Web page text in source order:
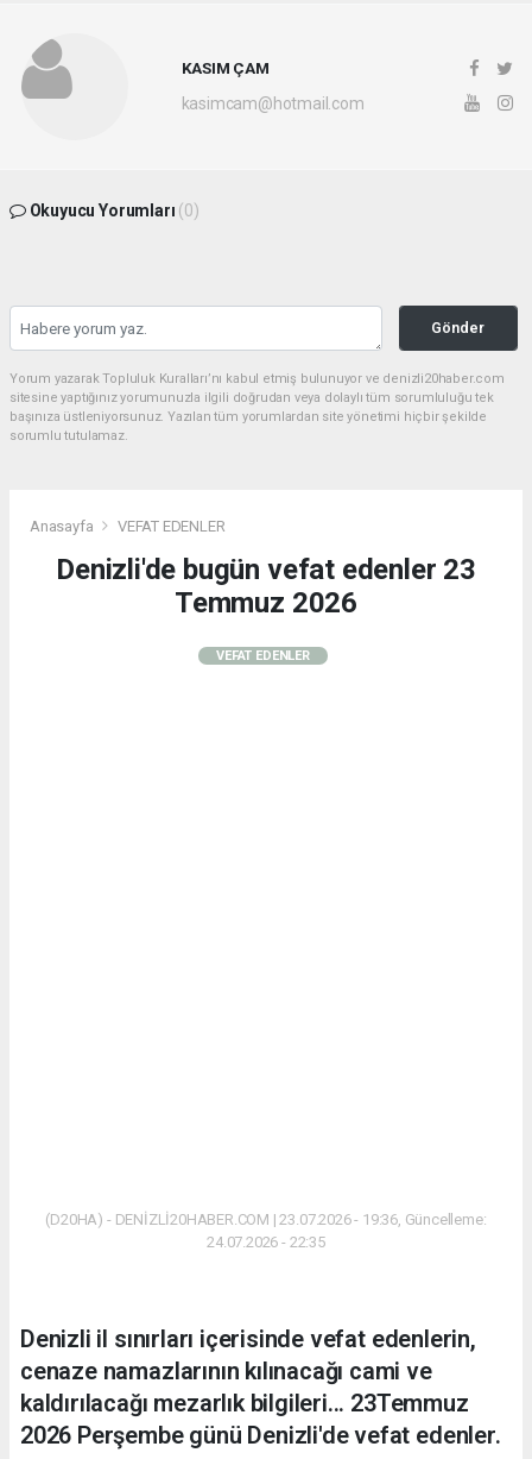
KASIM ÇAM
kasimcam@hotmail.com
Okuyucu Yorumları (0)
Gönder
Yorum yazarak Topluluk Kuralları’nı kabul etmiş bulunuyor ve denizli20haber.com
sitesine yaptığınız yorumunuzla ilgili doğrudan veya dolaylı tüm sorumluluğu tek
başınıza üstleniyorsunuz. Yazılan tüm yorumlardan site yönetimi hiçbir şekilde
sorumlu tutulamaz.
Anasayfa VEFAT EDENLER
Denizli'de bugün vefat edenler 23
Temmuz 2026
VEFAT EDENLER
(D20HA) - DENİZLİ20HABER.COM | 23.07.2026 - 19:36, Güncelleme:
24.07.2026 - 22:35
Denizli il sınırları içerisinde vefat edenlerin,
cenaze namazlarının kılınacağı cami ve
kaldırılacağı mezarlık bilgileri... 23Temmuz
2026 Perşembe günü Denizli'de vefat edenler.